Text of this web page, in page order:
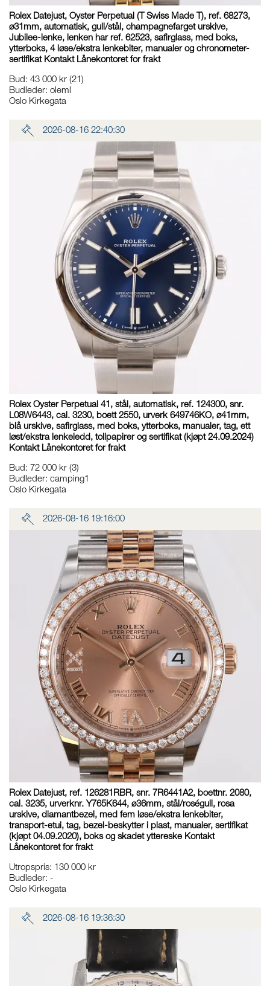
Rolex Datejust, Oyster Perpetual (T Swiss Made T), ref. 68273,
ø31mm, automatisk, gull/stål, champagnefarget urskive,
Jubilee-lenke, lenken har ref. 62523, safirglass, med boks,
ytterboks, 4 løse/ekstra lenkebiter, manualer og chronometer-
sertifikat Kontakt Lånekontoret for frakt
Bud: 43 000 kr (21)
Budleder: oleml
Oslo Kirkegata
2026-08-16 22:40:30
Rolex Oyster Perpetual 41, stål, automatisk, ref. 124300, snr.
L08W6443, cal. 3230, boett 2550, urverk 649746KO, ø41mm,
blå urskive, safirglass, med boks, ytterboks, manualer, tag, ett
løst/ekstra lenkeledd, tollpapirer og sertifikat (kjøpt 24.09.2024)
Kontakt Lånekontoret for frakt
Bud: 72 000 kr (3)
Budleder: camping1
Oslo Kirkegata
2026-08-16 19:16:00
Rolex Datejust, ref. 126281RBR, snr. 7R6441A2, boettnr. 2080,
cal. 3235, urverknr. Y765K644, ø36mm, stål/roségull, rosa
urskive, diamantbezel, med fem løse/ekstra lenkebiter,
transport-etui, tag, bezel-beskytter i plast, manualer, sertifikat
(kjøpt 04.09.2020), boks og skadet yttereske Kontakt
Lånekontoret for frakt
Utropspris: 130 000 kr
Budleder: -
Oslo Kirkegata
2026-08-16 19:36:30